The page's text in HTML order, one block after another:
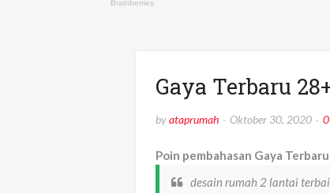
Gaya Terbaru
byataprumah Oktober 30, 2020
Poin pembahasan Gaya
desain rumah 2 lantai